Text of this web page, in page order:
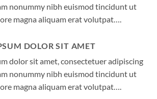
nonummy nibh euismod tincidunt ut
magna aliquam erat volutpat….
DOLOR SIT AMET
dolor sit amet, consectetuer adipiscing
nonummy nibh euismod tincidunt ut
magna aliquam erat volutpat….